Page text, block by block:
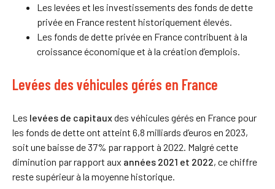
Les levées et les investissements des fonds de dette
privée en France restent historiquement élevés.
Les fonds de dette privée en France contribuent à la
croissance économique et à la création d’emplois.
Levées des véhicules gérés en France
Les levées de capitauxdes véhicules gérés en France pour
les fonds de dette ont atteint 6,8 milliards d’euros en 2023,
soit une baisse de 37% par rapport à 2022. Malgré cette
diminution par rapport aux années 2021 et 2022, ce chiffre
reste supérieur à la moyenne historique.